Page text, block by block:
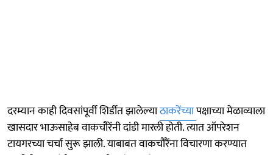
दरम्यान काही दिवसांपूर्वी शिर्डीत झालेल्याठाकरेंच्यापक्षाच्या मेळाव्याला
खासदार भाऊसाहेब वाकचौरेंनी दांडी मारली होती. त्यात ऑपरेशन
टायगरच्या चर्चा सुरू झाली. याबाबत वाकचौरैंना विचारणा करण्यात